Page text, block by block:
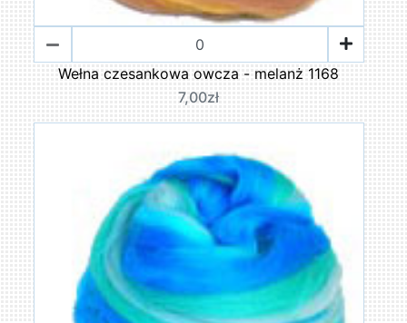
Wełna czesankowa owcza - melanż 1168
7,00zł